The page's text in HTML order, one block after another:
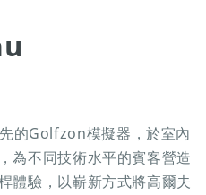
的Golfzon模擬器，於室內
為不同技術水平的賓客營造
體驗，以嶄新方式將高爾夫